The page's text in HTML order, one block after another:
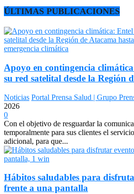
ÚLTIMAS PUBLICACIONES
Apoyo en contingencia
su red satelital desde la Región
Noticias Portal Prensa Salud | Grupo
2026
0
Con el objetivo de resguardar la
temporalmente para sus clientes el
adicional, para que...
Hábitos saludables para
frente a una pantalla